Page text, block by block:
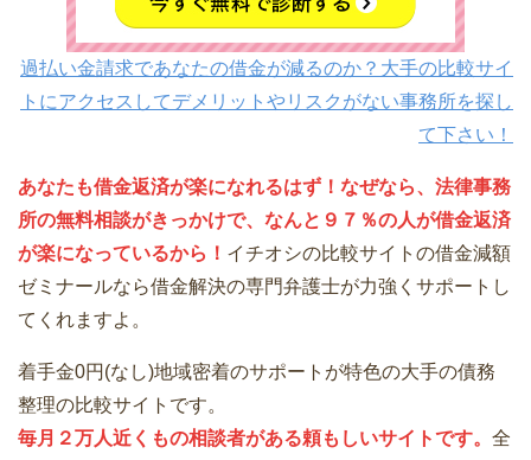
過払い金請求であなたの借金が減るのか？大手の比較サイ
トにアクセスしてデメリットやリスクがない事務所を探し
て下さい！
あなたも借金返済が楽になれるはず！なぜなら、法律事務
所の無料相談がきっかけで、なんと９７％の人が借金返済
が楽になっているから！ イチオシの比較サイトの借金減額
ゼミナールなら借金解決の専門弁護士が力強くサポートし
てくれますよ。
着手金0円(なし)地域密着のサポートが特色の大手の債務
整理の比較サイトです。
毎月２万人近くもの相談者がある頼もしいサイトです。 全